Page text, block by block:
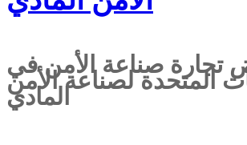
تجارة صناعة الأمن في
المتحدة لصناعة الأمن
المادي